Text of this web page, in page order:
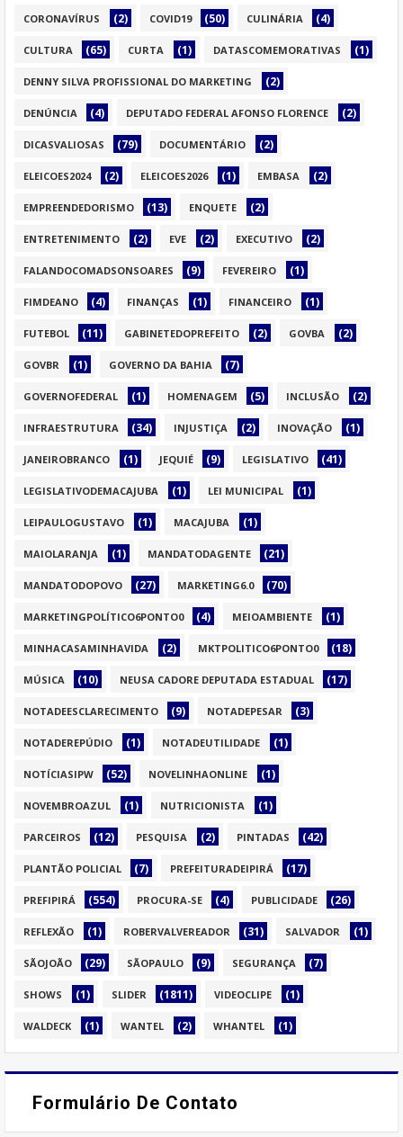
CORONAVÍRUS (2) COVID19 (50) CULINÁRIA (4)
CULTURA (65) CURTA (1) DATASCOMEMORATIVAS (1)
DENNY SILVA PROFISSIONAL DO MARKETING (2)
DENÚNCIA (4) DEPUTADO FEDERAL AFONSO FLORENCE (2)
DICASVALIOSAS (79) DOCUMENTÁRIO (2)
ELEICOES2024 (2) ELEICOES2026 (1) EMBASA (2)
EMPREENDEDORISMO (13) ENQUETE (2)
ENTRETENIMENTO (2) EVE (2) EXECUTIVO (2)
FALANDOCOMADSONSOARES (9) FEVEREIRO (1)
FIMDEANO (4) FINANÇAS (1) FINANCEIRO (1)
FUTEBOL (11) GABINETEDOPREFEITO (2) GOVBA (2)
GOVBR (1) GOVERNO DA BAHIA (7)
GOVERNOFEDERAL (1) HOMENAGEM (5) INCLUSÃO (2)
INFRAESTRUTURA (34) INJUSTIÇA (2) INOVAÇÃO (1)
JANEIROBRANCO (1) JEQUIÉ (9) LEGISLATIVO (41)
LEGISLATIVODEMACAJUBA (1) LEI MUNICIPAL (1)
LEIPAULOGUSTAVO (1) MACAJUBA (1)
MAIOLARANJA (1) MANDATODAGENTE (21)
MANDATODOPOVO (27) MARKETING6.0 (70)
MARKETINGPOLÍTICO6PONTO0 (4) MEIOAMBIENTE (1)
MINHACASAMINHAVIDA (2) MKTPOLITICO6PONTO0 (18)
MÚSICA (10) NEUSA CADORE DEPUTADA ESTADUAL (17)
NOTADEESCLARECIMENTO (9) NOTADEPESAR (3)
NOTADEREPÚDIO (1) NOTADEUTILIDADE (1)
NOTÍCIASIPW (52) NOVELINHAONLINE (1)
NOVEMBROAZUL (1) NUTRICIONISTA (1)
PARCEIROS (12) PESQUISA (2) PINTADAS (42)
PLANTÃO POLICIAL (7) PREFEITURADEIPIRÁ (17)
PREFIPIRÁ (554) PROCURA-SE (4) PUBLICIDADE (26)
REFLEXÃO (1) ROBERVALVEREADOR (31) SALVADOR (1)
SÃOJOÃO (29) SÃOPAULO (9) SEGURANÇA (7)
SHOWS (1) SLIDER (1811) VIDEOCLIPE (1)
WALDECK (1) WANTEL (2) WHANTEL (1)
Formulário De Contato